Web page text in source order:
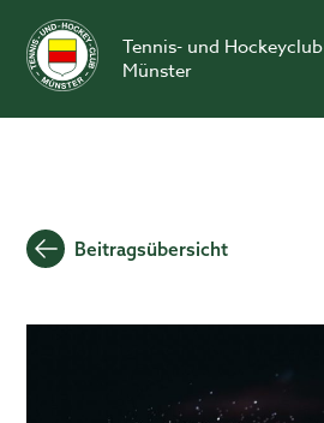
content
Tennis- und Hockeyclub
Münster
Beitragsübersicht